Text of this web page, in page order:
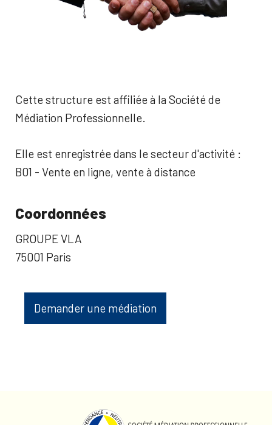
Cette structure est affiliée à la Société de
Médiation Professionnelle.
Elle est enregistrée dans le secteur d'activité :
B01 - Vente en ligne, vente à distance
Coordonnées
GROUPE VLA
75001 Paris
Demander une médiation